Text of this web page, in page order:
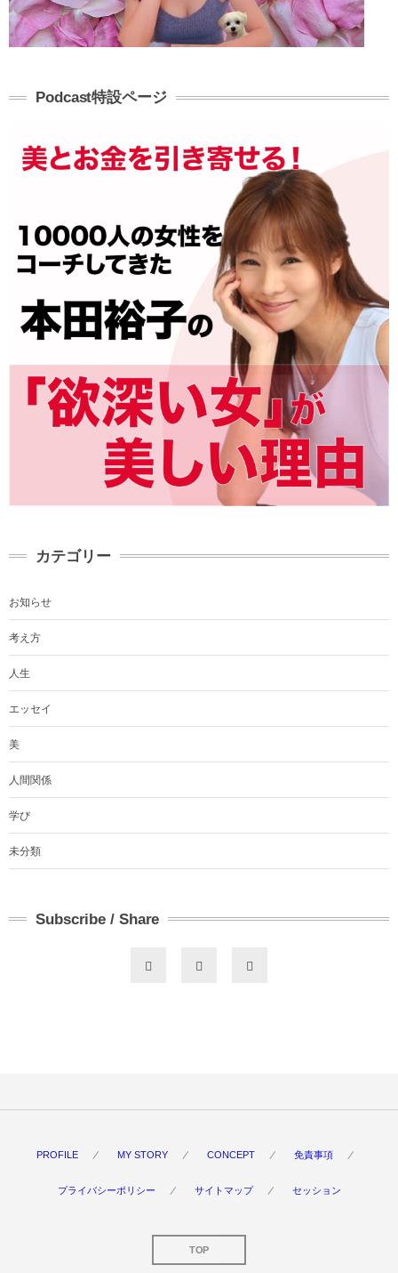
Podcast特設ページ
カテゴリー
お知らせ
考え方
人生
エッセイ
美
人間関係
学び
未分類
Subscribe / Share
PROFILE MY STORY CONCEPT 免責事項
プライバシーポリシー サイトマップ セッション
TOP